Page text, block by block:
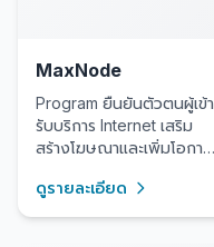
MaxNode
Program ยืนยันตัวตนผู้เข้า
รับบริการ Internet เสริม
สร้างโฆษณาและเพิ่มโอกาส
ดูรายละเอียด